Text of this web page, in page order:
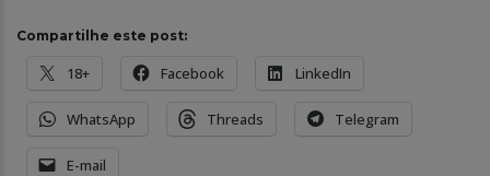
Compartilhe este post:
18+ Facebook LinkedIn
WhatsApp Threads Telegram
E-mail